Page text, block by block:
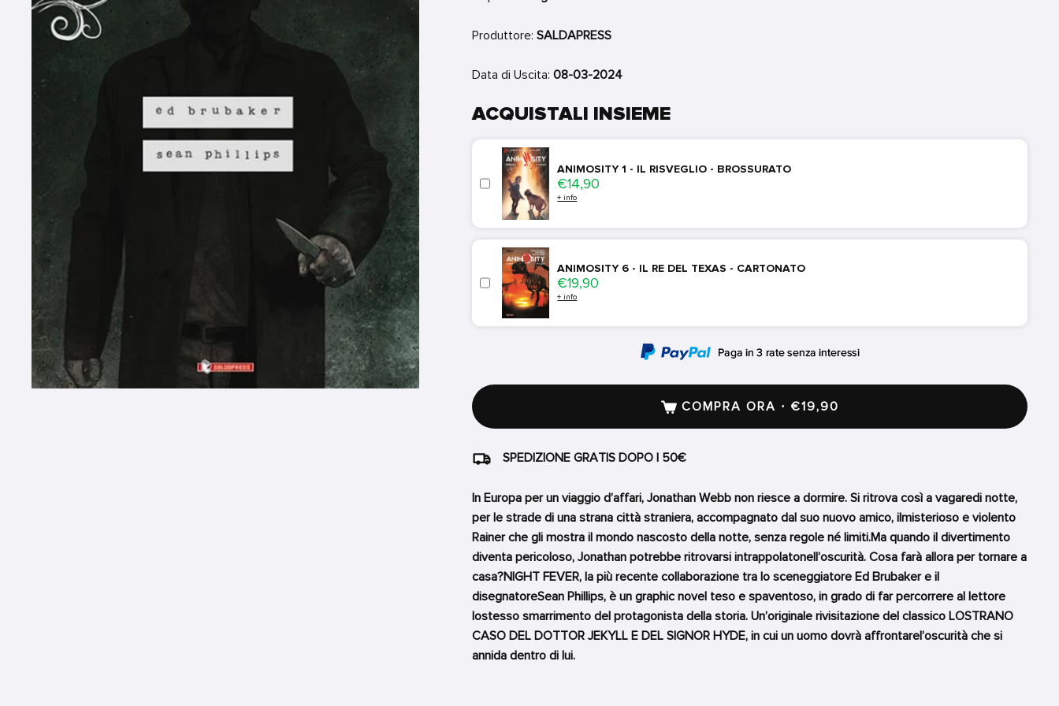
Produttore:SALDAPRESS
Data di Uscita:08-03-2024
ACQUISTALI INSIEME
ANIMOSITY 1 - IL RISVEGLIO - BROSSURATO
Price
€14,90
+ info
ANIMOSITY 6 - IL RE DEL TEXAS - CARTONATO
Price
€19,90
+ info
COMPRA ORA · €19,90
SPEDIZIONE GRATIS DOPO I 50€
In Europa per un viaggio d’affari, Jonathan Webb non riesce a dormire. Si ritrova così a vagaredi notte,
per le strade di una strana città straniera, accompagnato dal suo nuovo amico, ilmisterioso e violento
Rainer che gli mostra il mondo nascosto della notte, senza regole né limiti.Ma quando il divertimento
diventa pericoloso, Jonathan potrebbe ritrovarsi intrappolatonell’oscurità. Cosa farà allora per tornare a
casa?NIGHT FEVER, la più recente collaborazione tra lo sceneggiatore Ed Brubaker e il
disegnatoreSean Phillips, è un graphic novel teso e spaventoso, in grado di far percorrere al lettore
lostesso smarrimento del protagonista della storia. Un’originale rivisitazione del classico LOSTRANO
CASO DEL DOTTOR JEKYLL E DEL SIGNOR HYDE, in cui un uomo dovrà affrontarel’oscurità che si
annida dentro di lui.